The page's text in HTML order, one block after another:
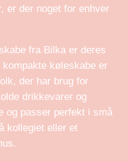
er der noget for enhver
fra Bilka er deres
køleskabe er
der har brug for
drikkevarer og
og passer perfekt i små
kollegiet eller et